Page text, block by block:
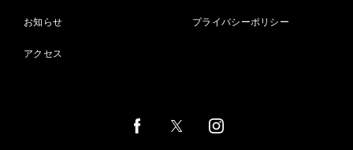
お知らせ
アクセス
プライバシーポリシー